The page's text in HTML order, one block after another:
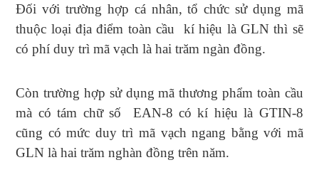
Đối với trường hợp cá nhân, tổ chức sử dụng mã
thuộc loại địa điểm toàn cầu kí hiệu là GLN thì sẽ
có phí duy trì mã vạch là hai trăm ngàn đồng.
Còn trường hợp sử dụng mã thương phẩm toàn cầu
mà có tám chữ số EAN-8 có kí hiệu là GTIN-8
cũng có mức duy trì mã vạch ngang bằng với mã
GLN là hai trăm nghàn đồng trên năm.